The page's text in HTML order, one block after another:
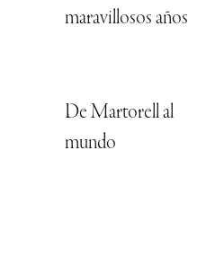
maravillosos años
De Martorell al
mundo